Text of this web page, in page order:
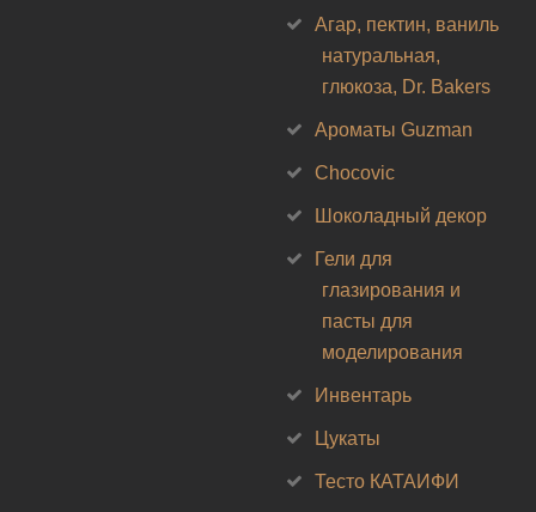
Агар, пектин, ваниль
натуральная,
глюкоза, Dr. Bakers
Ароматы Guzman
Chocovic
Шоколадный декор
Гели для
глазирования и
пасты для
моделирования
Инвентарь
Цукаты
Тесто КАТАИФИ